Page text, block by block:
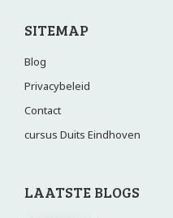
SITEMAP
Blog
Privacybeleid
Contact
cursus Duits Eindhoven
LAATSTE BLOGS